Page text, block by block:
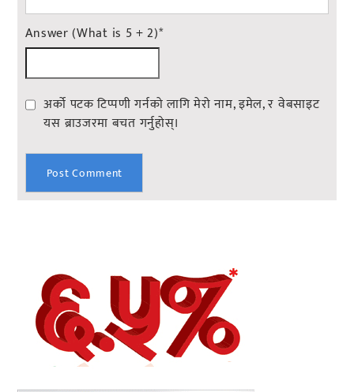
Answer (What is 5 + 2)*
अर्को पटक टिप्पणी गर्नको लागि मेरो नाम, इमेल, र वेबसाइट
यस ब्राउजरमा बचत गर्नुहोस्।